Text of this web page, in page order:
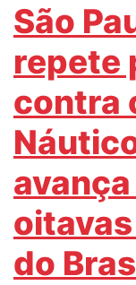
São
repete
contra
do